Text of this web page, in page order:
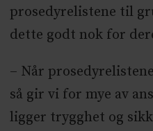
prosedyrelistene til
dette godt nok for
– Når
så gir vi for mye av
ligger trygghet og